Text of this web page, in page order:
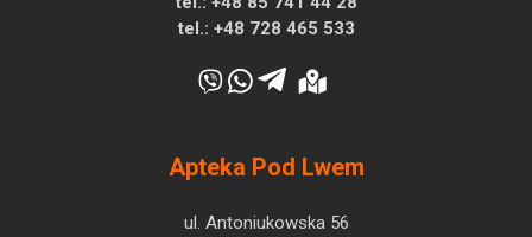
tel.: +48 728 465 533
Apteka Pod Lwem
ul. Antoniukowska 56